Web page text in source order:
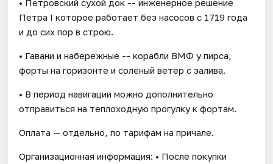
• Петровский сухой док -- инженерное решение
Петра I которое работает без насосов с 1719 года
и до сих пор в строю.
• Гавани и набережные -- корабли ВМФ у пирса,
форты на горизонте и солёный ветер с залива.
• В период навигации можно дополнительно
отправиться на теплоходную прогулку к фортам.
Оплата — отдельно, по тарифам на причале.
Организационная информация: • После покупки